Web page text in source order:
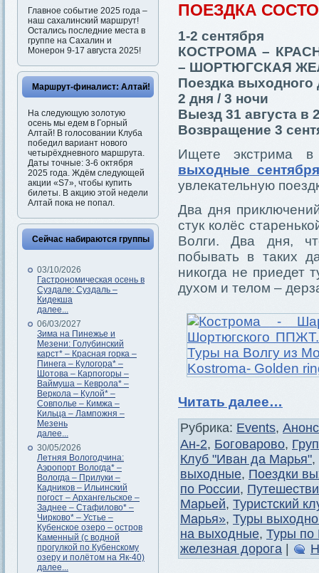
Главное событие 2025 года –
наш сахалинский маршрут!
Остались последние места в
группе на Сахалин и
Монерон 9-17 августа 2025!
Маршрут-финалист: Алтай!
На следующую золотую
осень мы едем в Горный
Алтай! В голосовании Клуба
победил вариант нового
четырёхдневного маршрута.
Даты точные: 3-6 октября
2025 года. Ждём следующей
акции «S7», чтобы купить
билеты. В акцию этой недели
Алтай пока не попал.
Сейчас набираются группы
03/10/2026
Гастрономическая осень в
Суздале: Суздаль –
Кидекша
далее...
06/03/2027
Зима на Пинежье и
Мезени: Голубинский
карст* – Красная горка –
Пинега – Кулогора* –
Шотова – Карпогоры –
Ваймуша – Кеврола* –
Веркола – Кулой* –
Совполье – Кимжа –
Кильца – Лампожня –
Мезень
далее...
30/05/2026
Летняя Вологодчина:
Аэропорт Вологда* –
Вологда – Прилуки –
Кадников – Ильинский
погост – Архангельское –
Заднее – Стафилово* –
Чирково* – Устье –
Кубенское озеро – остров
Каменный (с водной
прогулкой по Кубенскому
озеру и полётом на Як-40)
далее...
ПОЕЗДКА
1-2 сентября
КОСТРОМА –
– ШОРТЮГСКАЯ
Поездка выходного
2 дня / 3 ночи
Выезд 31 августа в
Возвращение 3
Ищете экстрима
выходные
увлекательную
Два дня
стук колёс
Волги. Два дня,
побывать в таких
никогда не приедет
духом и телом –
Читать далее…
Рубрика: Events,
Ан-2, Боговарово,
Клуб "Иван да Марья",
выходные, Поездки
по России,
Марьей, Туристский
Марья», Туры
на выходные, Туры по
железная дорога |